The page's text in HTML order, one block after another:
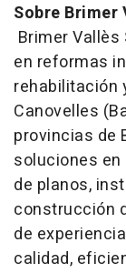
Sobre Brimer
Brimer
en reformas
rehabilitación
Canovelles
provincias de
soluciones
de planos,
construcción
de
calidad,